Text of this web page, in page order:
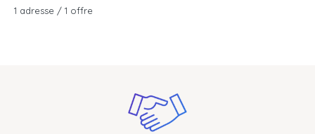
1 adresse / 1 offre